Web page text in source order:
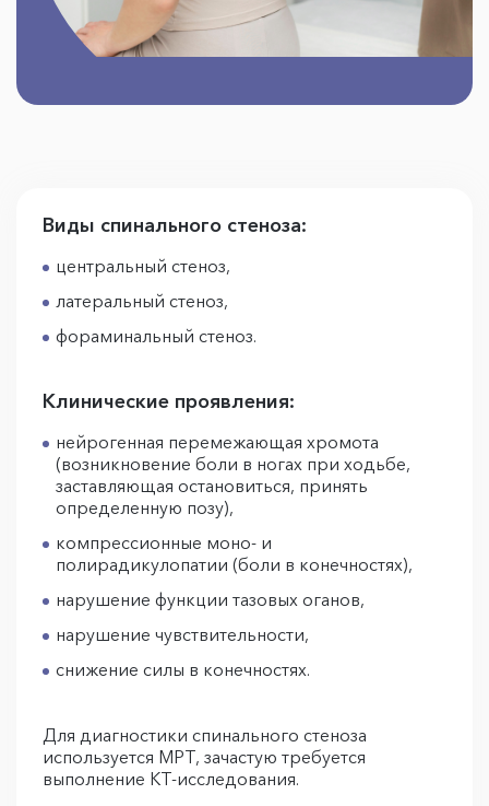
Виды спинального стеноза:
центральный стеноз,
латеральный стеноз,
фораминальный стеноз.
Клинические проявления:
нейрогенная перемежающая хромота
(возникновение боли в ногах при ходьбе,
заставляющая остановиться, принять
определенную позу),
компрессионные моно- и
полирадикулопатии (боли в конечностях),
нарушение функции тазовых оганов,
нарушение чувствительности,
снижение силы в конечностях.
Для диагностики спинального стеноза
используется МРТ, зачастую требуется
выполнение КТ-исследования.